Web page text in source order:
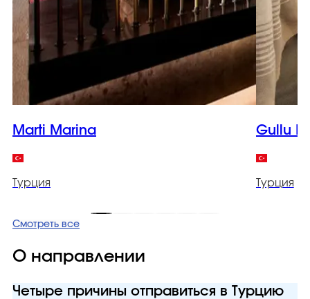
Marti Marina
Турция
Gullu
Турция
Смотреть все
О направлении
Четыре причины отправиться в Турцию